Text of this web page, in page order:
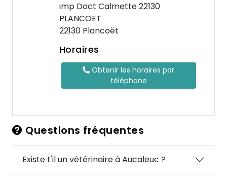
imp Doct Calmette 22130
PLANCOET
22130 Plancoët
Horaires
Obtenir les horaires par
téléphone
Questions fréquentes
Existe t'il un vétérinaire à Aucaleuc ?